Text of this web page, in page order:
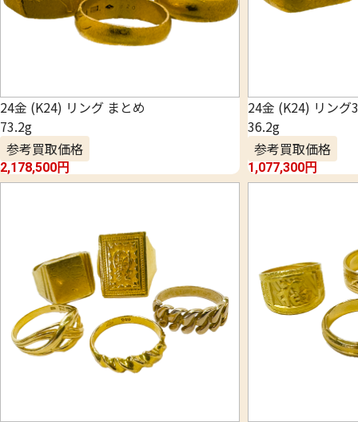
24金 (K24) リング まとめ
73.2g
参考買取価格
2,178,500円
24金 (K24) リング
36.2g
参考買取価格
1,077,300円